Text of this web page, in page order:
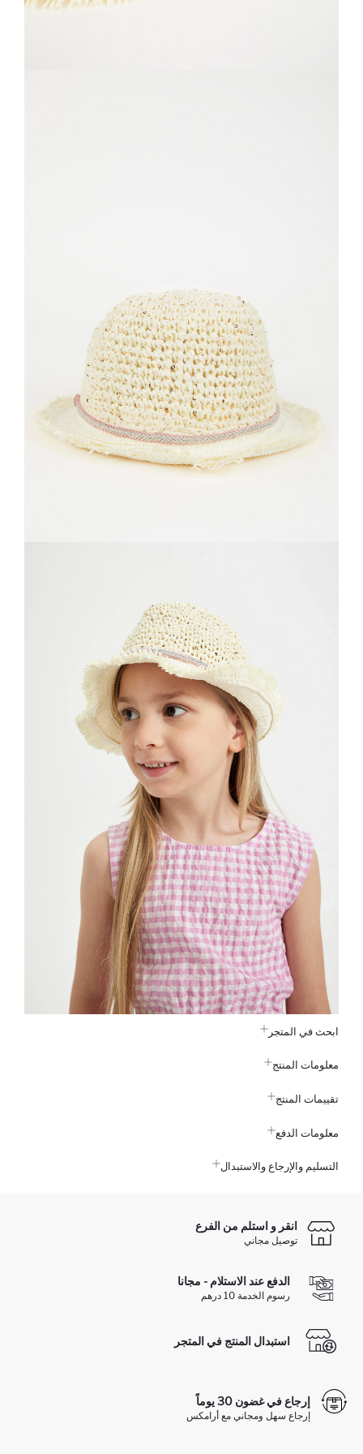
ابحث في المتجر
معلومات المنتج
تقييمات المنتج
معلومات الدفع
التسليم والإرجاع والاستبدال
انقر و استلم من الفرع
توصيل مجاني
الدفع عند الاستلام - مجانا
رسوم الخدمة 10 درهم
استبدال المنتج في المتجر
إرجاع في غضون 30 يوماً
إرجاع سهل ومجاني مع أرامكس